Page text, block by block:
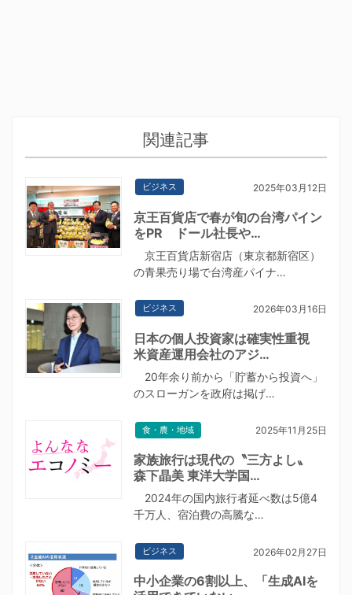
関連記事
ビジネス 2025年03月12日
京王百貨店で春が旬の台湾パイン
をPR ドール社長や…
京王百貨店新宿店（東京都新宿区）
の青果売り場で台湾産パイナ…
ビジネス 2026年03月16日
日本の個人投資家は確実性重視
米資産運用会社のアジ…
20年余り前から「貯蓄から投資へ」
のスローガンを政府は掲げ…
食・農・地域 2025年11月25日
家族旅行は現代の〝三方よし〟
森下晶美 東洋大学国…
2024年の国内旅行者延べ数は5億4
千万人、宿泊費の高騰な…
ビジネス 2026年02月27日
中小企業の6割以上、「生成AIを